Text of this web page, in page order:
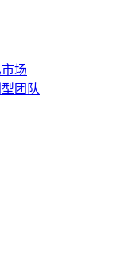
场
团队